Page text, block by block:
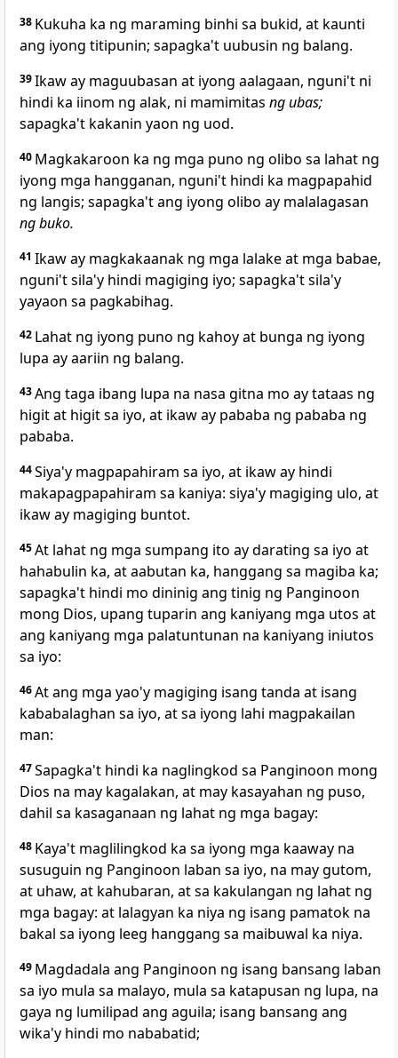
38 Kukuha ka ng maraming binhi sa bukid, at kaunti
ang iyong titipunin; sapagka't uubusin ng balang.
39Ikaw ay maguubasan at iyong aalagaan, nguni't ni
hindi ka iinom ng alak, ni mamimitas ng ubas;
sapagka't kakanin yaon ng uod.
40 Magkakaroon ka ng mga puno ng olibo sa lahat ng
iyong mga hangganan, nguni't hindi ka magpapahid
ng langis; sapagka't ang iyong olibo ay malalagasan
ng buko.
41 Ikaw ay magkakaanak ng mga lalake at mga babae,
nguni't sila'y hindi magiging iyo; sapagka'tsila'y
yayaon sa pagkabihag.
42 Lahat ng iyong puno ng kahoy at bunga ng iyong
lupa ay aariin ng balang.
43Ang taga ibang lupa na nasa gitna mo ay tataas ng
higit at higit sa iyo, at ikaw ay pababa ng pababa ng
pababa.
44Siya'y magpapahiram sa iyo, at ikaw ay hindi
makapagpapahiram sa kaniya: siya'y magiging ulo, at
ikaw ay magiging buntot.
45At lahat ng mga sumpang ito ay darating sa iyo at
hahabulin ka, at aabutan ka, hanggang sa magiba ka;
sapagka't hindi mo dininig ang tinig ng Panginoon
mong Dios, upang tuparin ang kaniyang mga utos at
ang kaniyang mga palatuntunan na kaniyang iniutos
sa iyo:
46At ang mga yao'y magiging isang tanda at isang
kababalaghan sa iyo, at sa iyong lahi magpakailan
man:
47Sapagka't hindi ka naglingkod sa Panginoon mong
Dios na may kagalakan, at may kasayahan ng puso,
dahil sa kasaganaan ng lahat ng mga bagay:
48 Kaya't maglilingkod ka sa iyong mga kaaway na
susuguin ng Panginoon laban sa iyo, na may gutom,
at uhaw, at kahubaran, at sa kakulangan ng lahat ng
mga bagay: at lalagyan ka niya ng isang pamatok na
bakal sa iyong leeg hanggang sa maibuwal ka niya.
49 Magdadala ang Panginoon ng isang bansang laban
sa iyo mula sa malayo, mula sa katapusan ng lupa, na
gaya ng lumilipad ang aguila; isang bansang ang
wika'y hindi mo nababatid;